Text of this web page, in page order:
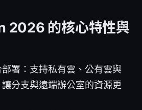
2026 的核心特性與
署：支持私有雲、公有雲與
分支與遠端辦公室的資源更